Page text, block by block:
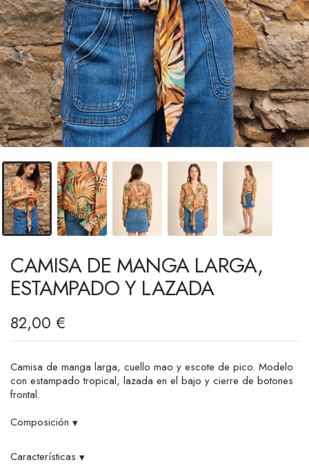
CAMISA DE MANGA LARGA,
ESTAMPADO Y LAZADA
82,00 €
Camisa de manga larga, cuello mao y escote de pico. Modelo
con estampado tropical, lazada en el bajo y cierre de botones
frontal.
Composición ▾
Características ▾